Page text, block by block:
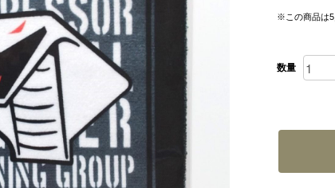
※この商品は5
数量